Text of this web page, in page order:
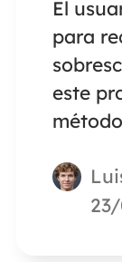
El
para
este